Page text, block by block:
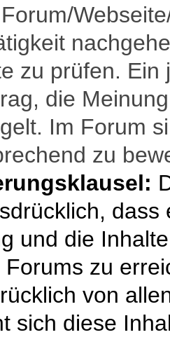
zu prüfen.
die
Im Forum
zu
und die
Forums zu
von
sich diese